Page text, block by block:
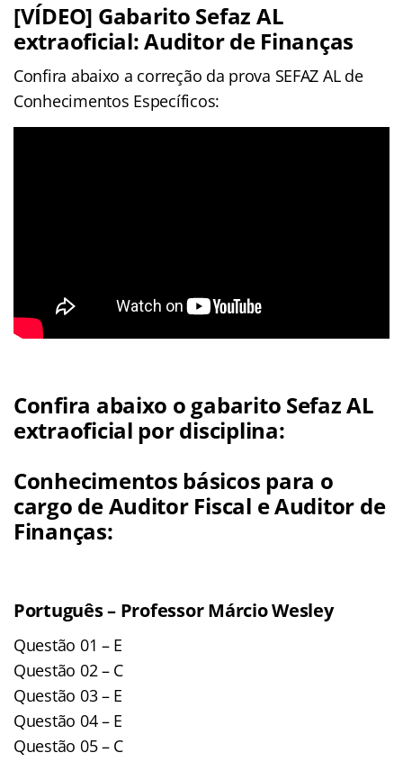
[VÍDEO] Gabarito Sefaz AL
extraoficial:Auditor de Finanças
Confira abaixo a correção da prova SEFAZ AL de
Conhecimentos Específicos:
Confira abaixo o gabarito Sefaz AL
extraoficial por disciplina:
Conhecimentos básicos para o
cargo de Auditor Fiscal e Auditor de
Finanças:
Português – Professor Márcio Wesley
Questão 01 – E
Questão 02 – C
Questão 03 – E
Questão 04 – E
Questão 05 – C